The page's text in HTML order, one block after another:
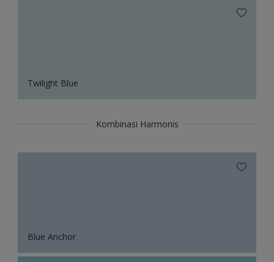
Twilight Blue
Kombinasi Harmonis
Blue Anchor